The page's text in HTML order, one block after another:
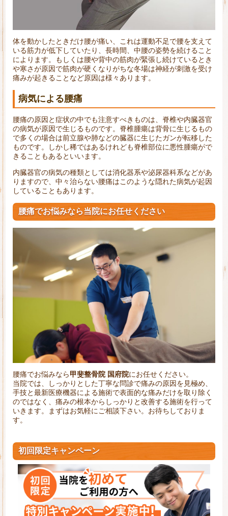
体を動かしたときだけ腰が痛い、これは運動不足で腰を支えて
いる筋力が低下していたり、長時間、中腰の姿勢を続けること
によります。もしくは腰や背中の筋肉が緊張し続けているとき
や寒さが原因で筋肉が硬くなりがちな冬場は神経が刺激を受け
痛みが起きることなど原因は様々あります。
病気による腰痛
腰痛の原因と症状の中でも注意すべきものは、脊椎や内臓器官
の病気が原因で生じるものです。脊椎腫瘍は背骨に生じるもの
で多くの場合は前立腺や肺などの臓器に生じたガンが転移した
ものです。しかし稀ではあるけれども脊椎部位に悪性腫瘍がで
きることもあるといいます。
内臓器官の病気の種類としては消化器系や泌尿器科系などがあ
りますので、中々治らない腰痛はこのような隠れた病気が起因
していることもあります。
腰痛でお悩みなら当院にお任せください
腰痛でお悩みなら 甲斐整骨院 国府院にお任せください。
当院では、しっかりとした丁寧な問診で痛みの原因を見極め、
手技と最新医療機器による施術で表面的な痛みだけを取り除く
のではなく、痛みの根本からしっかりと改善する施術を行って
いきます。まずはお気軽にご相談下さい。お待ちしておりま
す。
初回限定キャンペーン